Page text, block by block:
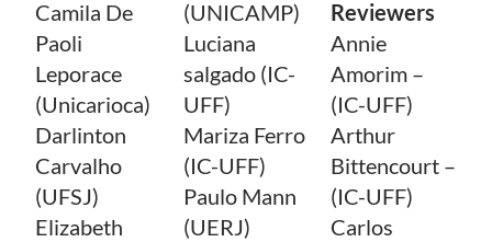
Camila De
Paoli
Leporace
(Unicarioca)
Darlinton
Carvalho
(UFSJ)
Elizabeth
(UNICAMP)
Luciana
salgado (IC-
UFF)
Mariza Ferro
(IC-UFF)
Paulo Mann
(UERJ)
Reviewers
Annie
Amorim –
(IC-UFF)
Arthur
Bittencourt –
(IC-UFF)
Carlos